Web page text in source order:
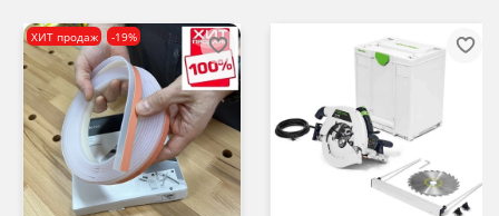
ХИТ продаж -19%